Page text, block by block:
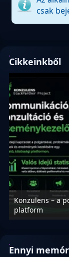
csak
Cikkeinkből
Konzulens – a
platform
Ennyi